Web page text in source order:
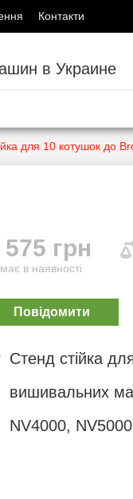
Контакти
в Украине
для 10 котушок до
575 грн
в наявності
Повідомити
Стенд стійка
вишивальних
NV4000, NV5000